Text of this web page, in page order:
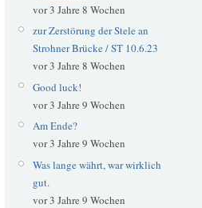
vor 3 Jahre 8 Wochen
zur Zerstörung der Stele an
Strohner Brücke / ST 10.6.23
vor 3 Jahre 8 Wochen
Good luck!
vor 3 Jahre 9 Wochen
Am Ende?
vor 3 Jahre 9 Wochen
Was lange währt, war wirklich
gut.
vor 3 Jahre 9 Wochen